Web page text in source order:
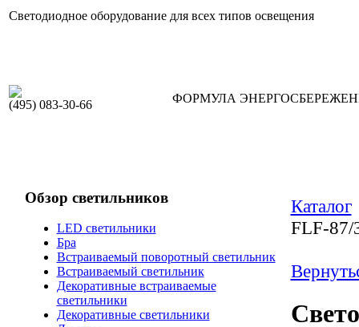
Светодиодное оборудование для всех типов освещения
(495) 083-30-66 ФОРМУЛА
Обзор светильников
LED светильники
Бра
Встраиваемый поворотный светильник
Встраиваемый светильник
Декоративные встраиваемые
светильники
Декоративные светильники
Каталог
FLF-87/